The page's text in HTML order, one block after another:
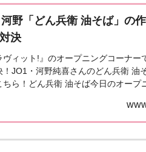
河野「どん兵衛 油そば」の
決
ィット!』のオープニングコーナー
JO1・河野純喜さんのどん兵衛 油
ら！どん兵衛 油そば今日のオープ